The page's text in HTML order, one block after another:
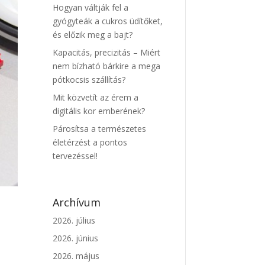
Hogyan váltják fel a
gyógyteák a cukros üdítőket,
és előzik meg a bajt?
Kapacitás, precizitás – Miért
nem bízható bárkire a mega
pótkocsis szállítás?
Mit közvetít az érem a
digitális kor emberének?
Párosítsa a természetes
életérzést a pontos
tervezéssel!
Archívum
2026. július
2026. június
2026. május